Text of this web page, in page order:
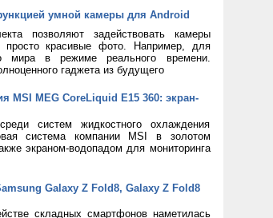
умной камеры для Android
позволяют задействовать камеры
красивые фото. Например, для
мира в режиме реального времени.
гаджета из будущего
MSI MEG CoreLiquid E15 360: экран-
систем жидкостного охлаждения
система компании MSI в золотом
экраном-водопадом для мониторинга
Galaxy Z Fold8, Galaxy Z Fold8
складных смартфонов наметилась